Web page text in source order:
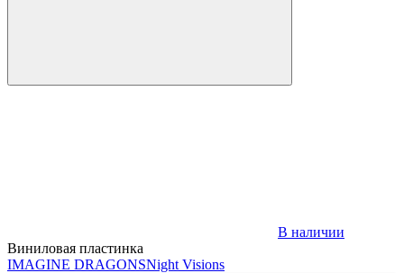
В наличии
Виниловая пластинка
IMAGINE DRAGONSNight Visions